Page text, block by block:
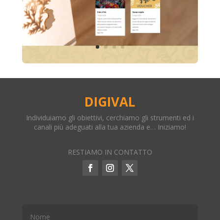
DIGIVAL
Individuiamo gli obiettivi, cerchiamo gli strumenti ed i
canali più adeguati alla tua azienda e… Iniziamo!
RESTIAMO IN CONTATTO